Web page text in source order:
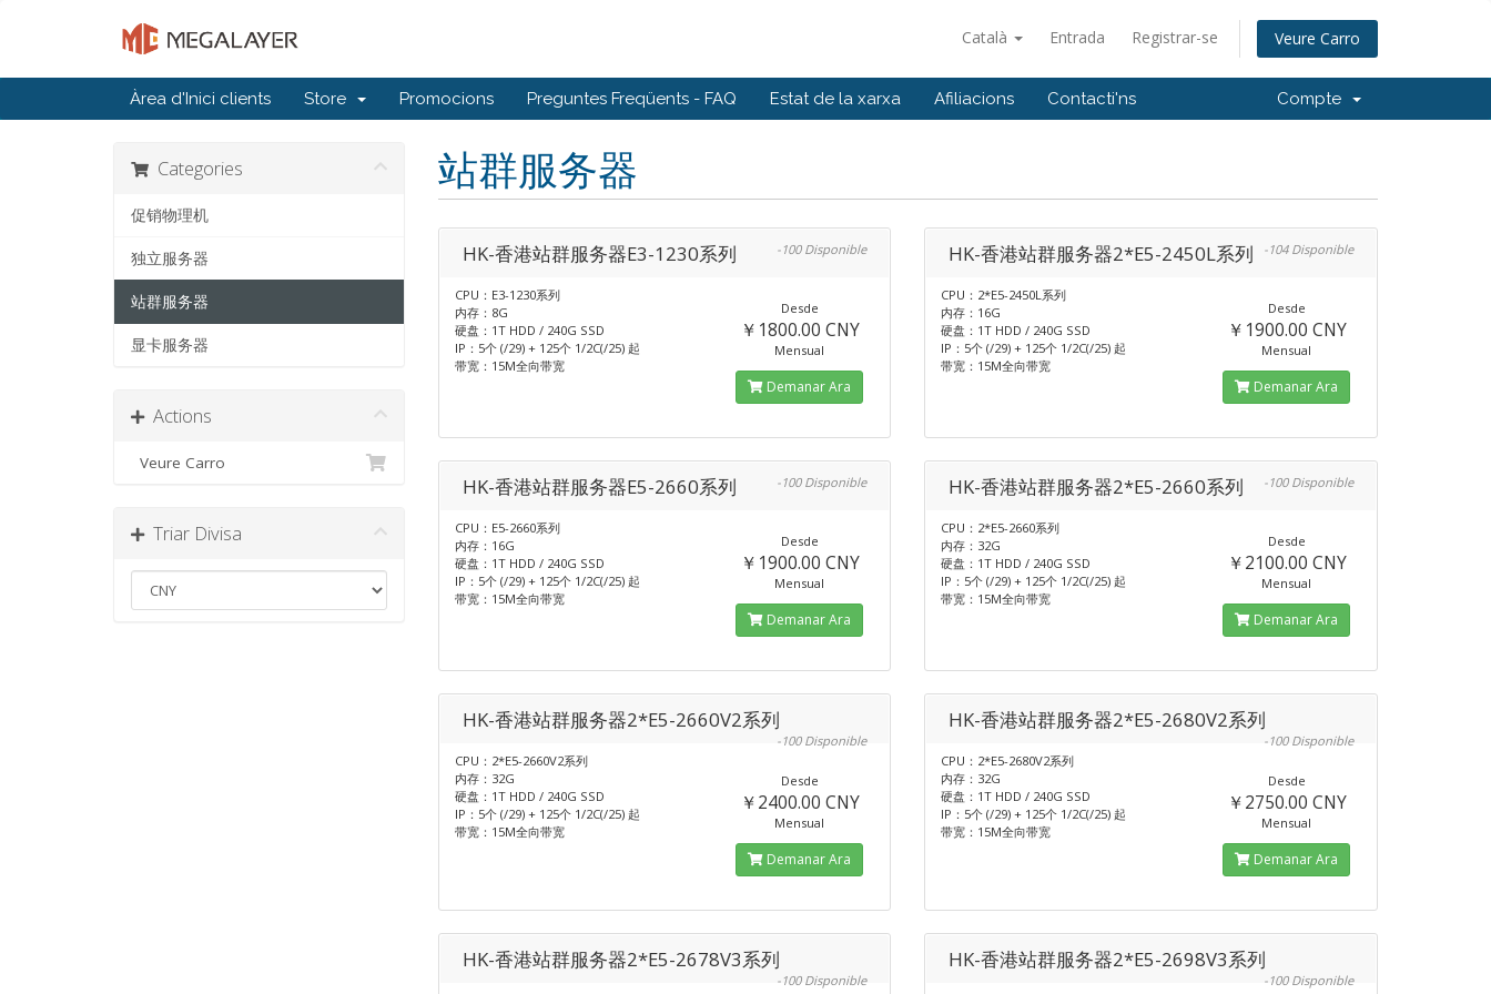
Català Entrada Registrar-se Veure Carro
Àrea d'Inici clients Store Promocions Preguntes Freqüents - FAQ Estat de la xarxa Afiliacions Contacti'ns Compte
站群服务器
Categories
促销物理机
独立服务器
站群服务器
显卡服务器
Actions
Veure Carro
Triar Divisa
HK-香港站群服务器E3-1230系列 -100 Disponible
CPU：E3-1230系列
内存：8G
硬盘：1T HDD / 240G SSD
IP：5个 (/29) + 125个 1/2C(/25) 起
带宽：15M全向带宽
Desde
￥1800.00 CNY
Mensual
Demanar Ara
HK-香港站群服务器2*E5-2450L系列 -104 Disponible
CPU：2*E5-2450L系列
内存：16G
硬盘：1T HDD / 240G SSD
IP：5个 (/29) + 125个 1/2C(/25) 起
带宽：15M全向带宽
Desde
￥1900.00 CNY
Mensual
Demanar Ara
HK-香港站群服务器E5-2660系列 -100 Disponible
CPU：E5-2660系列
内存：16G
硬盘：1T HDD / 240G SSD
IP：5个 (/29) + 125个 1/2C(/25) 起
带宽：15M全向带宽
Desde
￥1900.00 CNY
Mensual
Demanar Ara
HK-香港站群服务器2*E5-2660系列 -100 Disponible
CPU：2*E5-2660系列
内存：32G
硬盘：1T HDD / 240G SSD
IP：5个 (/29) + 125个 1/2C(/25) 起
带宽：15M全向带宽
Desde
￥2100.00 CNY
Mensual
Demanar Ara
HK-香港站群服务器2*E5-2660V2系列
-100 Disponible
CPU：2*E5-2660V2系列
内存：32G
硬盘：1T HDD / 240G SSD
IP：5个 (/29) + 125个 1/2C(/25) 起
带宽：15M全向带宽
Desde
￥2400.00 CNY
Mensual
Demanar Ara
HK-香港站群服务器2*E5-2680V2系列
-100 Disponible
CPU：2*E5-2680V2系列
内存：32G
硬盘：1T HDD / 240G SSD
IP：5个 (/29) + 125个 1/2C(/25) 起
带宽：15M全向带宽
Desde
￥2750.00 CNY
Mensual
Demanar Ara
HK-香港站群服务器2*E5-2678V3系列
-100 Disponible
HK-香港站群服务器2*E5-2698V3系列
-100 Disponible